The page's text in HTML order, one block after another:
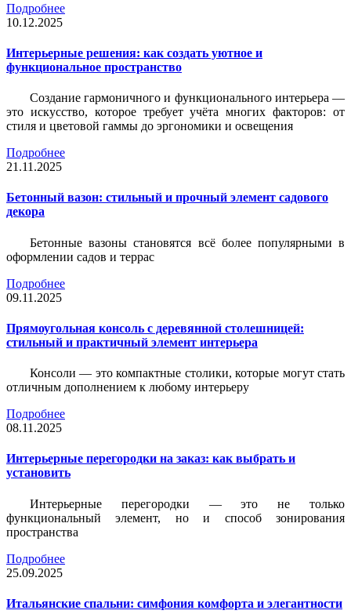
Подробнее
10.12.2025
Интерьерные решения: как создать уютное и
функциональное пространство
Создание гармоничного и функционального интерьера —
это искусство, которое требует учёта многих факторов: от
стиля и цветовой гаммы до эргономики и освещения
Подробнее
21.11.2025
Бетонный вазон: стильный и прочный элемент садового
декора
Бетонные вазоны становятся всё более популярными в
оформлении садов и террас
Подробнее
09.11.2025
Прямоугольная консоль с деревянной столешницей:
стильный и практичный элемент интерьера
Консоли — это компактные столики, которые могут стать
отличным дополнением к любому интерьеру
Подробнее
08.11.2025
Интерьерные перегородки на заказ: как выбрать и
установить
Интерьерные перегородки — это не только
функциональный элемент, но и способ зонирования
пространства
Подробнее
25.09.2025
Итальянские спальни: симфония комфорта и элегантности